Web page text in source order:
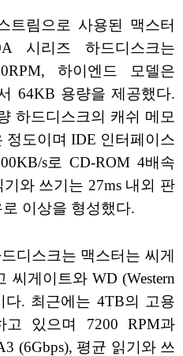
트림으로 사용된 맥스터
시리즈 하드디스크는
하이엔드 모델은
64KB 용량을 제공했다.
하드디스크의 캐쉬 메모
정도이며 IDE 인터페이스
s로 CD-ROM 4배속
와 쓰기는 27ms 내외 판
이상을 형성했다.
디스크는 맥스터는 씨게
씨게이트와 WD (Western
. 최근에는 4TB의 고용
고 있으며 7200 RPM과
(6Gbps), 평균 읽기와 쓰